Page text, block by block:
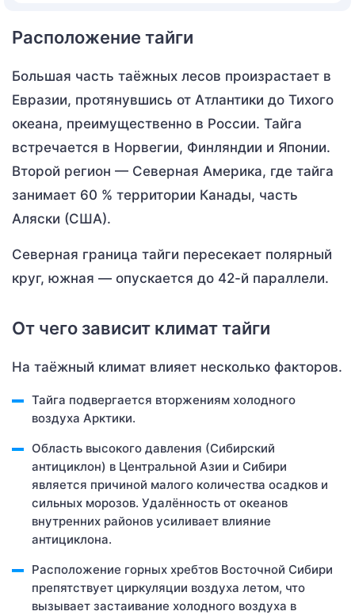
Расположение тайги
Большая часть таёжных лесов произрастает в
Евразии, протянувшись от Атлантики до Тихого
океана, преимущественно в России. Тайга
встречается в Норвегии, Финляндии и Японии.
Второй регион — Северная Америка, где тайга
занимает 60 % территории Канады, часть
Аляски (США).
Северная граница тайги пересекает полярный
круг, южная — опускается до 42-й параллели.
От чего зависит климат тайги
На таёжный климат влияет несколько факторов.
Тайга подвергается вторжениям холодного
воздуха Арктики.
Область высокого давления (Сибирский
антициклон) в Центральной Азии и Сибири
является причиной малого количества осадков и
сильных морозов. Удалённость от океанов
внутренних районов усиливает влияние
антициклона.
Расположение горных хребтов Восточной Сибири
препятствует циркуляции воздуха летом, что
вызывает застаивание холодного воздуха в